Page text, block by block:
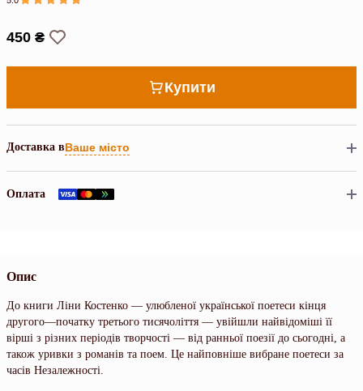
450 ₴
Купити
Доставка вВаше місто
Оплата
Опис
До книги Ліни Костенко — улюбленої української поетеси кінця
другого—початку третього тисячоліття — увійшли найвідоміші її
вірші з різних періодів творчості — від ранньої поезії до сьогодні, а
також уривки з романів та поем. Це найповніше вибране поетеси за
часів Незалежності.